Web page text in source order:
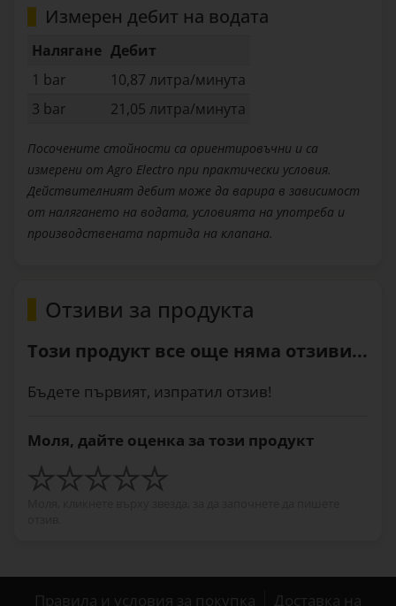
Измерен дебит на водата
Налягане Дебит
1 bar
10,87 литра/минута
3 bar
21,05 литра/минута
Посочените стойности са ориентировъчни и са
измерени от Agro Electro при практически условия.
Действителният дебит може да варира в зависимост
от налягането на водата, условията на употреба и
производствената партида на клапана.
Отзиви за продукта
Този продукт все още няма отзиви...
Бъдете първият, изпратил отзив!
Моля, дайте оценка за този продукт
Правила и условия за покупка Доставка на